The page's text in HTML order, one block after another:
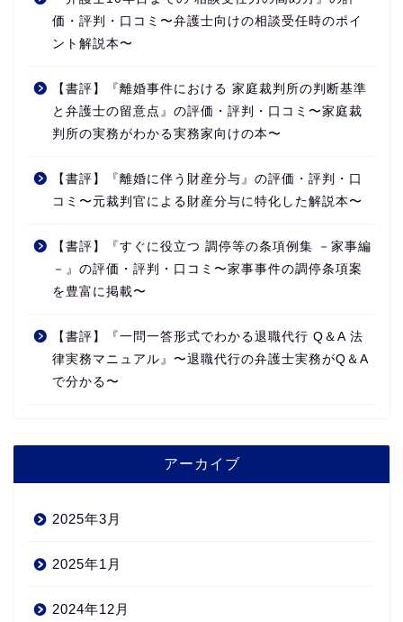
価・評判・口コミ〜弁護士向けの相談受任時のポイ
ント解説本〜
【書評】『離婚事件における 家庭裁判所の判断基準
と弁護士の留意点』の評価・評判・口コミ〜家庭裁
判所の実務がわかる実務家向けの本〜
【書評】『離婚に伴う財産分与』の評価・評判・口
コミ〜元裁判官による財産分与に特化した解説本〜
【書評】『すぐに役立つ 調停等の条項例集 －家事編
－』の評価・評判・口コミ〜家事事件の調停条項案
を豊富に掲載〜
【書評】『一問一答形式でわかる退職代行 Q＆A 法
律実務マニュアル』〜退職代行の弁護士実務がQ＆A
で分かる〜
アーカイブ
2025年3月
2025年1月
2024年12月